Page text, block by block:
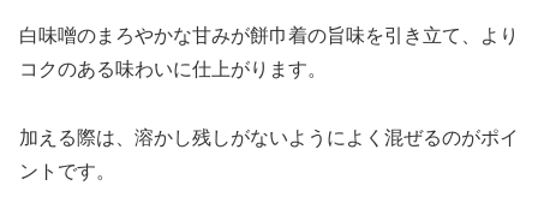
白味噌のまろやかな甘みが餅巾着の旨味を引き立て、より
コクのある味わいに仕上がります。
加える際は、溶かし残しがないようによく混ぜるのがポイ
ントです。